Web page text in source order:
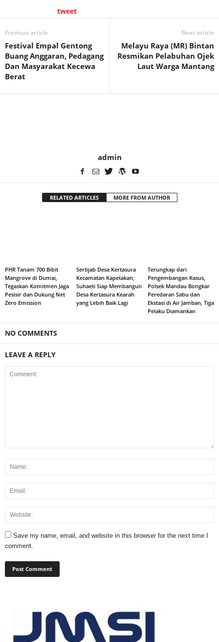
tweet
Previous article
Festival Empal Gentong
Buang Anggaran, Pedagang
Dan Masyarakat Kecewa
Berat
Next article
Melayu Raya (MR) Bintan
Resmikan Pelabuhan Ojek
Laut Warga Mantang
admin
RELATED ARTICLES MORE FROM AUTHOR
PHR Tanam 700 Bibit
Mangrove di Dumai,
Tegaskan Komitmen Jaga
Pesisir dan Dukung Net
Zero Emission
Sertijab Desa Kertasura
Kecamatan Kapetakan,
Suhaeti Siap Membangun
Desa Kertasura Kearah
yang Lebih Baik Lagi
Terungkap dari
Pengembangan Kasus,
Polsek Mandau Bongkar
Peredaran Sabu dan
Ekstasi di Air Jamban, Tiga
Pelaku Diamankan
NO COMMENTS
LEAVE A REPLY
Save my name, email, and website in this browser for the next time I
comment.